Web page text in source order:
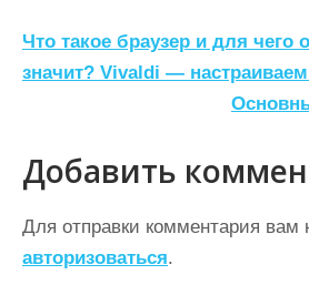
Н
а
и
г
а
ц
Что такое браузер и для чего
значит? Vivaldi —
Добавить
Для отправки комментария вам
авторизоваться.